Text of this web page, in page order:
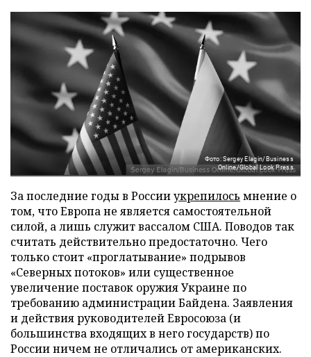
Фото: Sergey Elagin/Business
Online/Global Look Press
За последние годы в Россииукрепилось мнение о
том, что Европа не является самостоятельной
силой, а лишь служит вассалом США. Поводов так
считать действительно предостаточно. Чего
только стоит «проглатывание» подрывов
«Северных потоков» или существенное
увеличение поставок оружия Украине по
требованию администрации Байдена. Заявления
и действия руководителей Евросоюза (и
большинства входящих в него государств) по
России ничем не отличались от американских.